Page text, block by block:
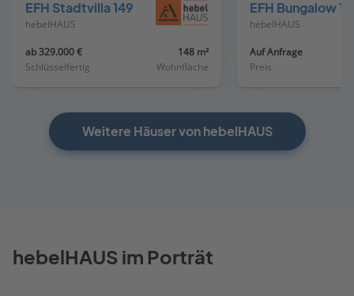
EFH Stadtvilla 149
hebelHAUS
ab 329.000 €
Schlüsselfertig
148 m²
Wohnfläche
EFH Bungalow
hebelHAUS
Auf Anfrage
Preis
Weitere Häuser von hebelHAUS
hebelHAUS im Porträt